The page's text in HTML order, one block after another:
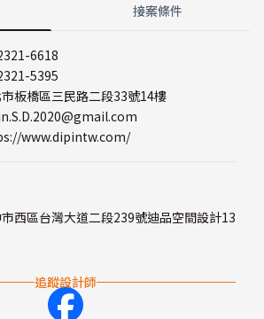
接案條件
6618
5395
板橋區三民路二段33號14樓
www.dipintw.com/
西區台灣大道二段239號迪品空間設計13
追蹤設計師